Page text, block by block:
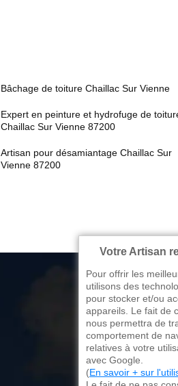
Bâchage de toiture Chaillac Sur Vienne
Expert en peinture et hydrofuge de
Chaillac Sur Vienne 87200
Artisan pour désamiantage Chaillac Sur
Vienne 87200
176
87270
Votre Artisan
Pour offrir les
utilisons des
pour stocker et/ou
appareils. Le fait de
nous permettra de
comportement de
relatives à votre
avec Google.
(En savoir + sur